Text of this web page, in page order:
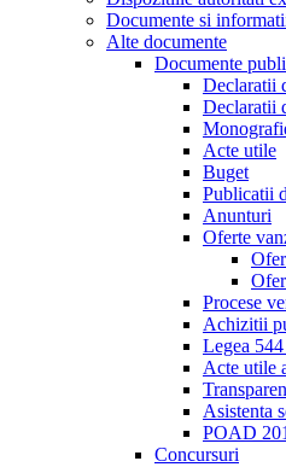
Documente si
Alte documente
Documente
Declaratii
Declaratii
Acte utile
Buget
Publicatii
Anunturi
Oferte
Procese
Achizitii
Legea
Acte utile
Asistenta
POAD
Concursuri